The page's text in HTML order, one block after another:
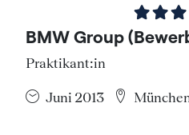
BMW Group
Praktikant:in
Juni 2013